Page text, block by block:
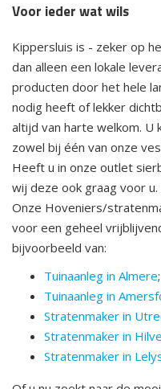
Voor ieder wat wils
Kippersluis is - zeker op
dan alleen een lokale
producten door het hele
nodig heeft of lekker
altijd van harte welkom. U
zowel bij één van onze
Heeft u in onze outlet
wij deze ook graag voor
Onze Hoveniers/
voor een geheel
bijvoorbeeld van:
Tuinaanleg in Almere;
Tuinaanleg in
Stratenmaker in
Stratenmaker in
Stratenmaker in